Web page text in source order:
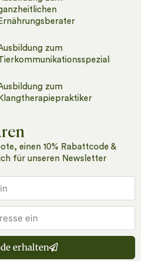
Ernährungsberater
zum
zum
Klangtherapiepraktiker
einen 10% Rabattcode &
für unseren Newsletter
erhalten